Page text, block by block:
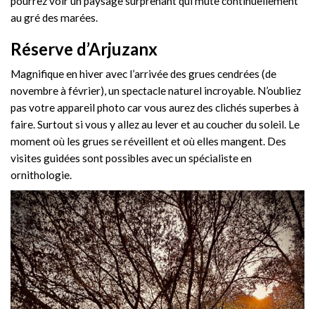
au gré des marées.
Réserve d’Arjuzanx
Magnifique en hiver avec l’arrivée des grues cendrées (de
novembre à février), un spectacle naturel incroyable. N’oubliez
pas votre appareil photo car vous aurez des clichés superbes à
faire. Surtout si vous y allez au lever et au coucher du soleil. Le
moment où les grues se réveillent et où elles mangent. Des
visites guidées sont possibles avec un spécialiste en
ornithologie.